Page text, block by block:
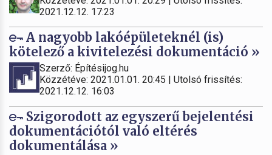
2021.12.12. 17:23
A nagyobb lakóépületeknél (is)
kötelező a kivitelezési dokumentáció »
Szerző: Építésijog.hu
Közzétéve: 2021.01.01. 20:45 | Utolsó frissítés:
2021.12.12. 16:03
Szigorodott az egyszerű bejelentési
dokumentációtól való eltérés
dokumentálása »